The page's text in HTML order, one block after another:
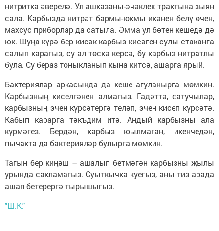
нитритка әверелә. Ул ашказаны-эчәклек трактына зыян
сала. Карбызда нитрат бармы-юкмы икәнен белү өчен,
махсус приборлар да сатыла. Әмма ул бөтен кешедә дә
юк. Шуңа күрә бер кисәк карбыз кисәген сулы стаканга
салып карагыз, су ал төскә керсә, бу карбыз нитратлы
була. Су бераз тоныкланып кына китсә, ашарга ярый.
Бактерияләр аркасында да кеше агуланырга мөмкин.
Карбызның киселгәнен алмагыз. Гадәттә, сатучылар,
карбызның эчен күрсәтергә теләп, эчен кисеп күрсәтә.
Кабып карарга тәкъдим итә. Андый карбызны ала
күрмәгез. Бердән, карбыз юылмаган, икенчедән,
пычакта да бактерияләр булырга мөмкин.
Тагын бер киңәш – ашалып бетмәгән карбызны җылы
урында сакламагыз. Суыткычка куегыз, аны тиз арада
ашап бетерергә тырышыгыз.
"Ш.К."